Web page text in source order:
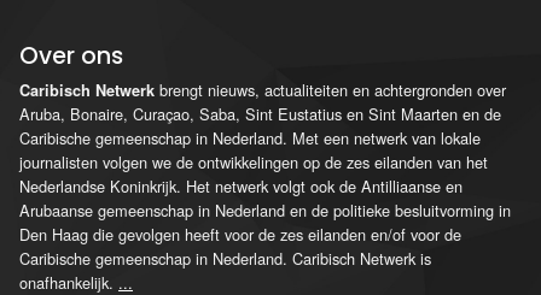
Over ons
Caribisch Netwerk brengt nieuws, actualiteiten en achtergronden over
Aruba, Bonaire, Curaçao, Saba, Sint Eustatius en Sint Maarten en de
Caribische gemeenschap in Nederland. Met een netwerk van lokale
journalisten volgen we de ontwikkelingen op de zes eilanden van het
Nederlandse Koninkrijk. Het netwerk volgt ook de Antilliaanse en
Arubaanse gemeenschap in Nederland en de politieke besluitvorming in
Den Haag die gevolgen heeft voor de zes eilanden en/of voor de
Caribische gemeenschap in Nederland. Caribisch Netwerk is
onafhankelijk. ...